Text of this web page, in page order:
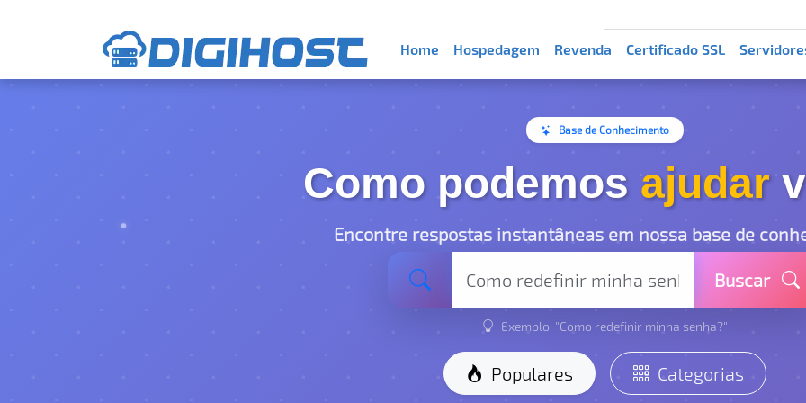
Home Hospedagem Revenda Certificado SSL
Base de Conhecimento
Como podemos ajudar
Encontre respostas instantâneas em nossa base de
Buscar
Exemplo: "Como redefinir minha senha?"
Populares Categorias